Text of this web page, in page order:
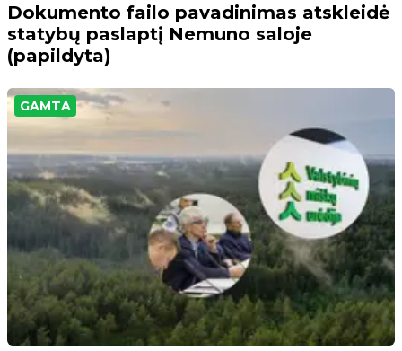
Dokumento failo pavadinimas atskleidė
statybų paslaptį Nemuno saloje
(papildyta)
GAMTA